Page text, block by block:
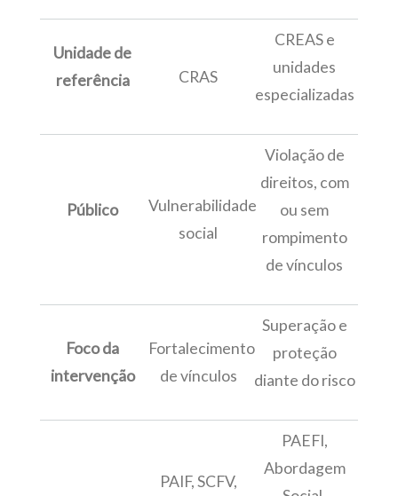
Unidade de
referência
CRAS
CREAS e
unidades
especializadas
Público
Vulnerabilidade
social
Violação de
direitos, com
ou sem
rompimento
de vínculos
Foco da
intervenção
Fortalecimento
de vínculos
Superação e
proteção
diante do risco
PAIF, SCFV,
PAEFI,
Abordagem